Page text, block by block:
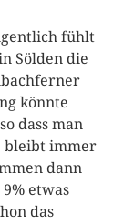
fühlt
Sölden die
könnte
dass man
bleibt immer
dann
etwas
das